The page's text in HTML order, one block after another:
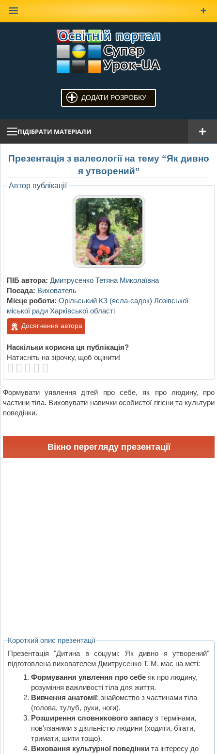
ДОДАТИ РОЗРОБКУ
ПІДІБРАТИ МАТЕРІАЛИ
Презентація з валеології на тему “Як дивно
я утворений”
Автор публікації
ПІБ автора: Дмитрусенко Тетяна Миколаївна
Посада: Вихователь
Місце роботи: Орільський КЗ (ясла-садок) Лозівської
міської ради Харківської області
Досягнення автора
Наскільки корисна ця публікація?
Натисніть на зірочку, щоб оцінити!
Формувати уявлення дітей про себе, як про людину, про
частини тіла. Виховувати навички особистої гігієни та культури
поведінки.
Вікно перегляду презентації
Короткий опис презентації
Презентація "Дитина в соціумі: Як дивно я утворений"
підготовлена вихователем Дмитрусенко Т. М. має на меті:
Формування уявлення про себеяк про людину,
розуміння важливості тіла для життя.
Вивчення анатомії: знайомство з частинами тіла
(голова, тулуб, руки, ноги).
Розширення словникового запасуз термінами,
пов'язаними з діяльністю людини (ходити, бігати,
тримати, шити тощо).
Виховання культурної поведінкита інтересу до